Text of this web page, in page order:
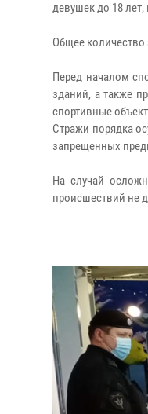
девушек до 18
Общее количество
Перед началом
зданий, а также
спортивные
Стражи порядка
запрещенных
На случай
происшествий не